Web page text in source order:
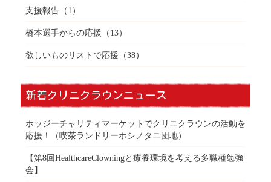
支援報告（1）
橋本選手からの応援 （13）
欲しいものリストで応援 （38）
新着クリニクラウンニュース
ホッジーチャリティマーケットでクリニクラウンの活動を
応援！（喫茶ランドリーホシノタニ団地）
【第8回HealthcareClowningと療養環境を考える多職種勉強
会】